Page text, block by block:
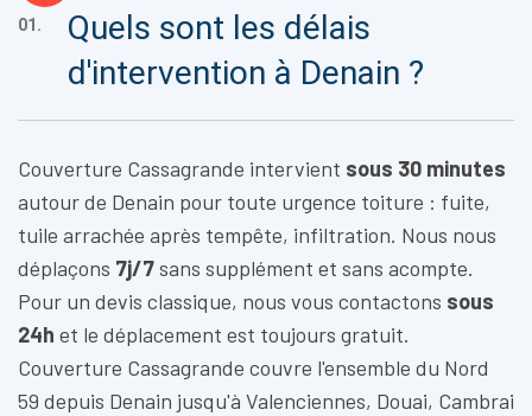
01.
Quels sont les délais
d'intervention à Denain ?
Couverture Cassagrande intervient sous 30 minutes
autour de Denain pour toute urgence toiture : fuite,
tuile arrachée après tempête, infiltration. Nous nous
déplaçons 7j/7sans supplément et sans acompte.
Pour un devis classique, nous vous contactons sous
24h et le déplacement est toujours gratuit.
Couverture Cassagrande couvre l'ensemble du Nord
59 depuis Denain jusqu'à Valenciennes, Douai, Cambrai